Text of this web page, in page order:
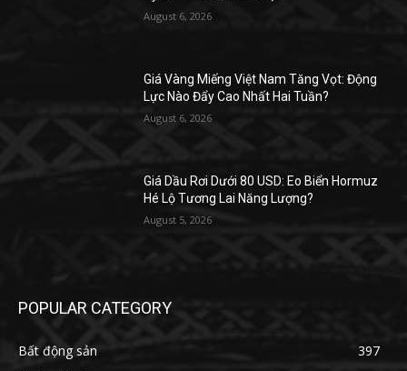
August 6, 2026
Giá Vàng Miếng Việt Nam Tăng Vọt: Động
Lực Nào Đẩy Cao Nhất Hai Tuần?
August 6, 2026
Giá Dầu Rơi Dưới 80 USD: Eo Biển Hormuz
Hé Lộ Tương Lai Năng Lượng?
August 5, 2026
POPULAR CATEGORY
Bất động sản
397